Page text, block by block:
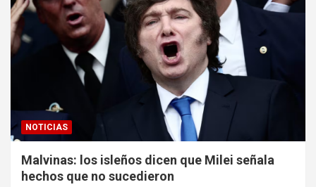
NOTICIAS
Malvinas: los isleños dicen que Milei señala
hechos que no sucedieron